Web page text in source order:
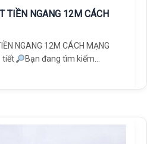
TIỀN NGANG 12M CÁCH
NGANG 12M CÁCH MẠNG
tiết
Bạn đang tìm kiếm